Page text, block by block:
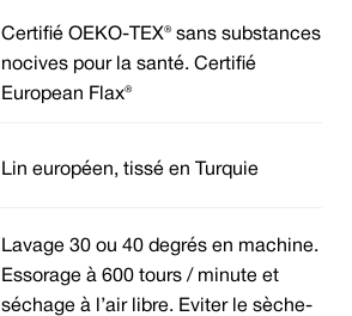
Certifié OEKO-TEX® sans substances
nocives pour la santé. Certifié
European Flax®
Lin européen, tissé en Turquie
Lavage 30 ou 40 degrés en machine.
Essorage à 600 tours / minute et
séchage à l’air libre. Eviter le sèche-